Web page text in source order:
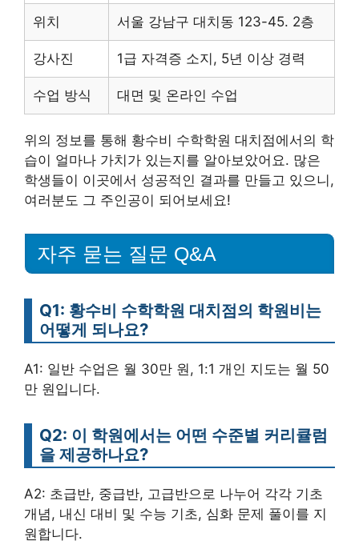
위치 서울 강남구 대치동 123-45. 2층
강사진 1급 자격증 소지, 5년 이상 경력
수업 방식 대면 및 온라인 수업
위의 정보를 통해 황수비 수학학원 대치점에서의 학
습이 얼마나 가치가 있는지를 알아보았어요. 많은
학생들이 이곳에서 성공적인 결과를 만들고 있으니,
여러분도 그 주인공이 되어보세요!
자주 묻는 질문 Q&A
Q1: 황수비 수학학원 대치점의 학원비는
어떻게 되나요?
A1: 일반 수업은 월 30만 원, 1:1 개인 지도는 월 50
만 원입니다.
Q2: 이 학원에서는 어떤 수준별 커리큘럼
을 제공하나요?
A2: 초급반, 중급반, 고급반으로 나누어 각각 기초
개념, 내신 대비 및 수능 기초, 심화 문제 풀이를 지
원합니다.